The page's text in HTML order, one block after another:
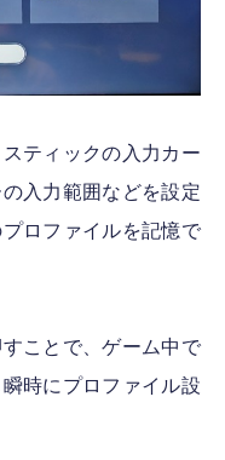
ティックの入力カー
入力範囲などを設定
ロファイルを記憶で
ことで、ゲーム中で
時にプロファイル設